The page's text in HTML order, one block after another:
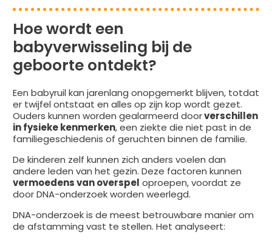
Hoe wordt een
babyverwisseling bij de
geboorte ontdekt?
Een babyruil kan jarenlang onopgemerkt blijven, totdat
er twijfel ontstaat en alles op zijn kop wordt gezet.
Ouders kunnen worden gealarmeerd doorverschillen
in fysieke kenmerken, een ziekte die niet past in de
familiegeschiedenis of geruchten binnen de familie.
De kinderen zelf kunnen zich anders voelen dan
andere leden van het gezin. Deze factoren kunnen
vermoedens van overspel oproepen, voordat ze
door DNA-onderzoek worden weerlegd.
DNA-onderzoek is de meest betrouwbare manier om
de afstamming vast te stellen. Het analyseert: